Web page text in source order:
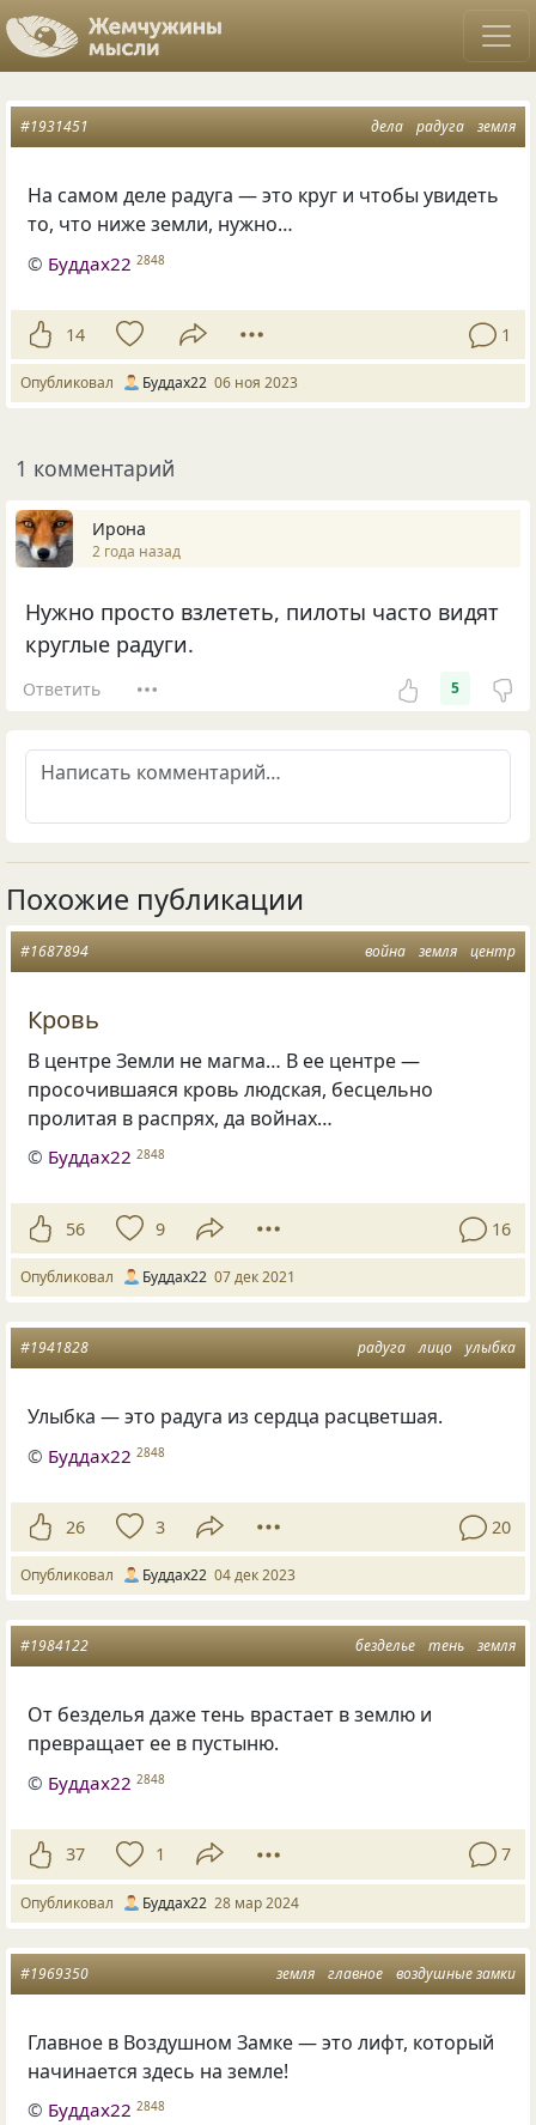
дела радуга земля
#1931451
На самом деле радуга — это круг и чтобы увидеть
то, что ниже земли, нужно…
© Буддах22 2848
14 1
Опубликовал Буддах22 06 ноя 2023
1 комментарий
Ирона
2 года назад
Нужно просто взлететь, пилоты часто видят
круглые радуги.
Ответить 5
Похожие публикации
война земля центр
#1687894
Кровь
В центре Земли не магма… В ее центре —
просочившаяся кровь людская, бесцельно
пролитая в распрях, да войнах…
© Буддах22 2848
56 9 16
Опубликовал Буддах22 07 дек 2021
радуга лицо улыбка
#1941828
Улыбка — это радуга из сердца расцветшая.
© Буддах22 2848
26 3 20
Опубликовал Буддах22 04 дек 2023
безделье тень земля
#1984122
От безделья даже тень врастает в землю и
превращает ее в пустыню.
© Буддах22 2848
37 1 7
Опубликовал Буддах22 28 мар 2024
земля главное воздушные замки
#1969350
Главное в Воздушном Замке — это лифт, который
начинается здесь на земле!
© Буддах22 2848